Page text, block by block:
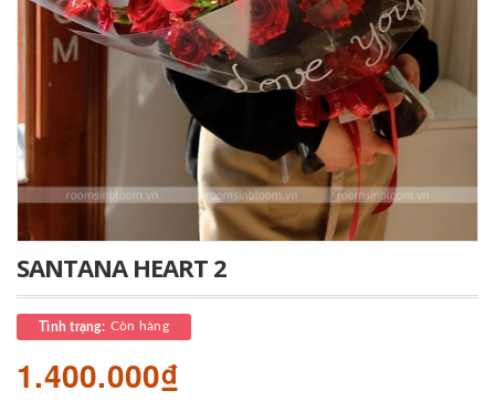
SANTANA HEART 2
Tình trạng: Còn hàng
1.400.000₫